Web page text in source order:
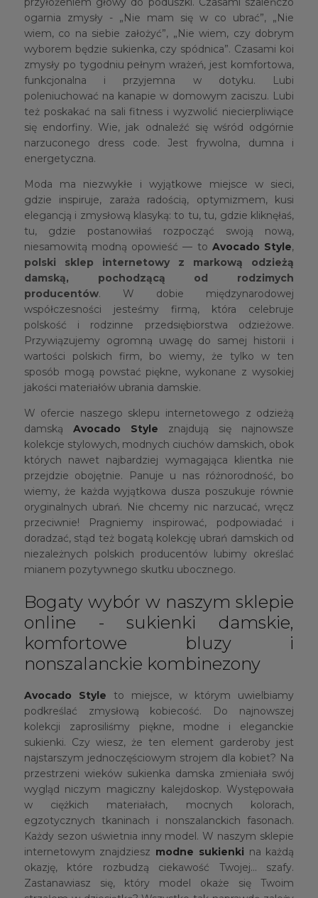
ogarnia zmysły - „Nie mam się w co ubrać”, „Nie
wiem, co na siebie założyć”, „Nie wiem, czy dobrym
wyborem będzie sukienka, czy spódnica”. Czasami koi
zmysły po tygodniu pełnym wrażeń, jest komfortowa,
funkcjonalna i przyjemna w dotyku. Lubi
poleniuchować na kanapie w domowym zaciszu. Lubi
też poskakać na sali fitness i wyzwolić niecierpliwiące
się endorfiny. Wie, jak odnaleźć się wśród odgórnie
narzuconego dress code. Jest frywolna, dumna i
energetyczna.
Moda ma niezwykłe i wyjątkowe miejsce w sieci,
gdzie inspiruje, zaraża radością, optymizmem, kusi
elegancją i zmysłową klasyką: to tu, tu, gdzie kliknęłaś,
tu, gdzie postanowiłaś rozpocząć swoją nową,
niesamowitą modną opowieść — toAvocado Style,
polski sklep internetowy z markową odzieżą
damską, pochodzącą od rodzimych
producentów. W dobie międzynarodowej
współczesności jesteśmy firmą, która celebruje
polskość i rodzinne przedsiębiorstwa odzieżowe.
Przywiązujemy ogromną uwagę do samej historii i
wartości polskich firm, bo wiemy, że tylko w ten
sposób mogą powstać piękne, wykonane z wysokiej
jakości materiałów ubrania damskie.
W ofercie naszego sklepu internetowego z odzieżą
damską Avocado Style znajdują się najnowsze
kolekcje stylowych, modnych ciuchów damskich, obok
których nawet najbardziej wymagająca klientka nie
przejdzie obojętnie. Panuje u nas różnorodność, bo
wiemy, że każda wyjątkowa dusza poszukuje równie
oryginalnych ubrań. Nie chcemy nic narzucać, wręcz
przeciwnie! Pragniemy inspirować, podpowiadać i
doradzać, stąd też bogatą kolekcję ubrań damskich od
niezależnych polskich producentów lubimy określać
mianem pozytywnego skutku ubocznego.
Bogaty wybór w naszym sklepie
online - sukienki damskie,
komfortowe bluzy i
nonszalanckie kombinezony
Avocado Style
to miejsce, w którym uwielbiamy
podkreślać zmysłową kobiecość. Do najnowszej
kolekcji zaprosiliśmy piękne, modne i eleganckie
sukienki. Czy wiesz, że ten element garderoby jest
najstarszym jednoczęściowym strojem dla kobiet? Na
przestrzeni wieków sukienka damska zmieniała swój
wygląd niczym magiczny kalejdoskop. Występowała
w ciężkich materiałach, mocnych kolorach,
egzotycznych tkaninach i nonszalanckich fasonach.
Każdy sezon uświetnia inny model. W naszym sklepie
internetowym znajdziesz modne sukienki na każdą
okazję, które rozbudzą ciekawość Twojej… szafy.
Zastanawiasz się, który model okaże się Twoim